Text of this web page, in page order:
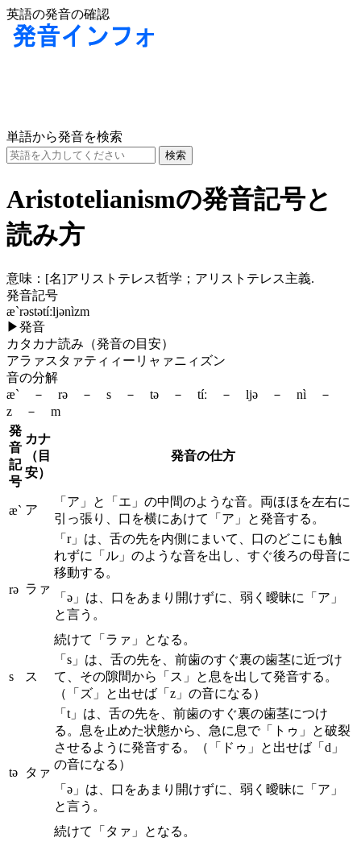
英語の発音の確認
単語から発音を検索
Aristotelianismの発音記号と
読み方
意味： [名]アリストテレス哲学；アリストテレス主義.
発音記号
æ`rəstətíːljənìzm
▶発音
カタカナ読み（発音の目安）
アラァスタァティィーリャァニィズン
音の分解
æ` － rə － s － tə － tíː － ljə － nì －
z － m
発
音
記
号
カナ
（目
安）
発音の仕方
æ` ア
「ア」と「エ」の中間のような音。両ほほを左右に
引っ張り、口を横にあけて「ア」と発音する。
rə ラァ
「r」は、舌の先を内側にまいて、口のどこにも触
れずに「ル」のような音を出し、すぐ後ろの母音に
移動する。
「ə」は、口をあまり開けずに、弱く曖昧に「ア」
と言う。
続けて「ラァ」となる。
s ス
「s」は、舌の先を、前歯のすぐ裏の歯茎に近づけ
て、その隙間から「ス」と息を出して発音する。
（「ズ」と出せば「z」の音になる）
tə タァ
「t」は、舌の先を、前歯のすぐ裏の歯茎につけ
る。息を止めた状態から、急に息で「トゥ」と破裂
させるように発音する。（「ドゥ」と出せば「d」
の音になる）
「ə」は、口をあまり開けずに、弱く曖昧に「ア」
と言う。
続けて「タァ」となる。